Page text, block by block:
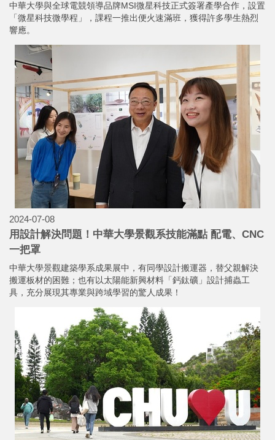
中華大學與全球電競領導品牌MSI微星科技正式簽署產學合作，設置
「微星科技微學程」，課程一推出便火速滿班，獲得許多學生熱烈
響應。
2024-07-08
用設計解決問題！中華大學景觀系技能滿點 配電、CNC
一把罩
中華大學景觀建築學系成果展中，有同學設計搬運器，替父親解決
搬運板材的困難；也有以太陽能新興材料「鈣鈦礦」設計捕蟲工
具，充分展現其專業與跨域學習的驚人成果！